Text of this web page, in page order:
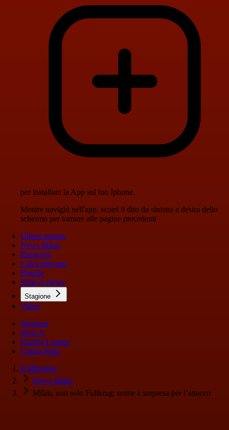
per installare la App sul tuo Iphone.
Mentre navighi nell'app, scorri il dito da sinistra a destra dello
schermo per tornare alle pagine precedenti
Ultime notizie
News Milan
Rassegna
Calciomercato
Pagelle
Serie A News
Stagione
Video
Stagione
Serie A
Europa League
Coppa Italia
Il Milanista
News Milan
Milan, non solo Fullkrug: nome a sorpresa per l’attacco